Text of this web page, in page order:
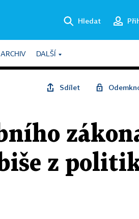
Hledat
ARCHIV DALŠÍ
Sdílet
z